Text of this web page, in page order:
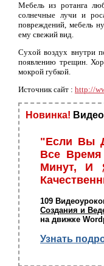
Мебель из ротанга
солнечные лучи и
повреждений, мебель
ему свежий вид.
Сухой воздух внутри
появлению трещин.
мокрой губкой.
Источник сайт : http://
Новинка!
"Если Вы
Все
Минут, И
109
Создания и
на движке
Узнать